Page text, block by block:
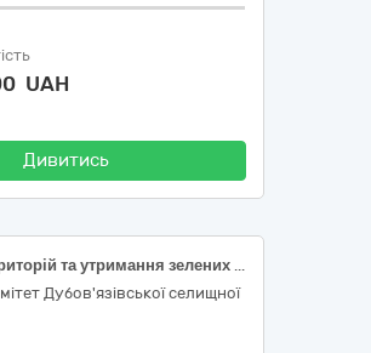
UAH
Дивитись
Озеленення територій та утримання зелених насаджень на території Дубов’язівської об’єднанної територіальної громади на 2026 рік
Дубов'язівської селищної